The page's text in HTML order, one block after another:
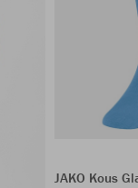
JAKO Kous